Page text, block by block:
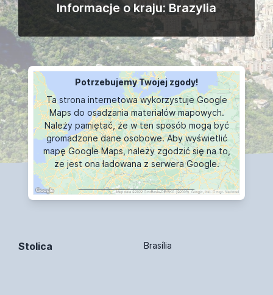
Informacje o kraju: Brazylia
Potrzebujemy Twojej zgody!
Ta strona internetowa wykorzystuje Google
Maps do osadzania materiałów mapowych.
Należy pamiętać, że w ten sposób mogą być
gromadzone dane osobowe. Aby wyświetlić
mapę Google Maps, należy zgodzić się na to,
że jest ona ładowana z serwera Google.
WYŚWIETLANIE MAPY
Stolica Brasília